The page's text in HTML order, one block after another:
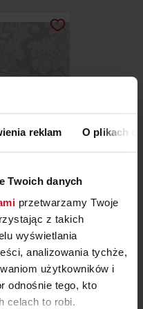
reklam O plikach
Twoich danych
przetwarzamy Twoje
z takich
wyświetlania
analizowania tychże,
użytkowników i
odnośnie tego, kto
celach to robi.
TEXAM